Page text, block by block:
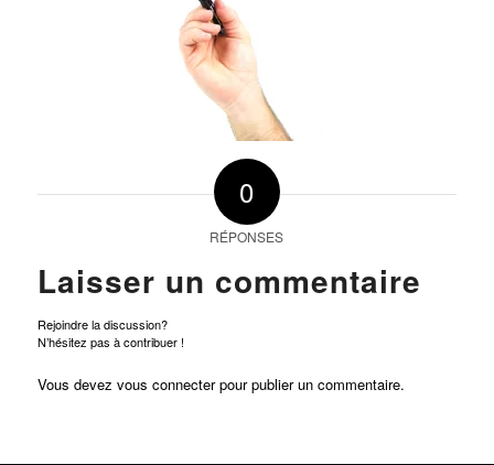
0
RÉPONSES
Laisser un commentaire
Rejoindre la discussion?
N’hésitez pas à contribuer !
Vous devez vous connecterpour publier un commentaire.